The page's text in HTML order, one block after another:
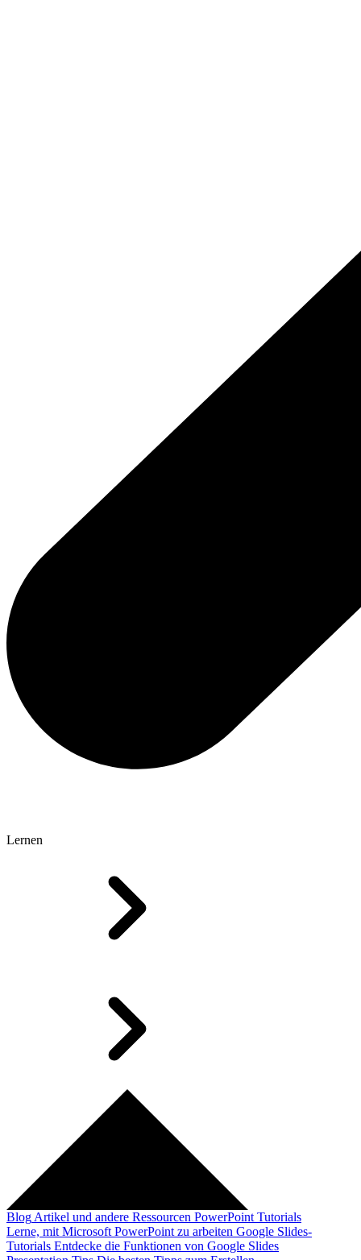
Lernen
Blog Artikel und andere Ressourcen PowerPoint Tutorials
Lerne, mit Microsoft PowerPoint zu arbeiten Google Slides-
Tutorials Entdecke die Funktionen von Google Slides